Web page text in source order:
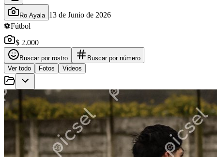
Ro Ayala 13 de Junio de 2026
⚽Fútbol
$ 2.000
Buscar por rostro
Buscar por número
Ver todo
Fotos Videos